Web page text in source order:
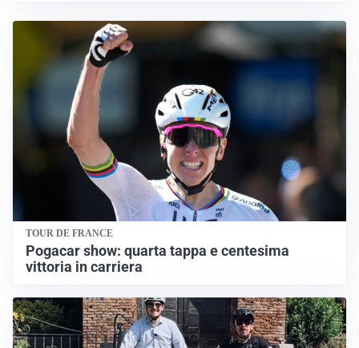
TOUR DE FRANCE
Pogacar show: quarta tappa e centesima
vittoria in carriera